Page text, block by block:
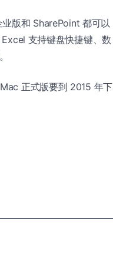
版和 SharePoint 都可以
支持键盘快捷键、数
正式版要到 2015 年下